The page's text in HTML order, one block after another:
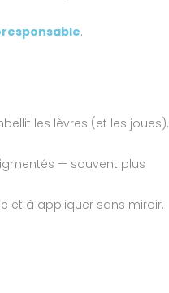
.
les lèvres (et les joues),
— souvent plus
et à appliquer sans miroir.